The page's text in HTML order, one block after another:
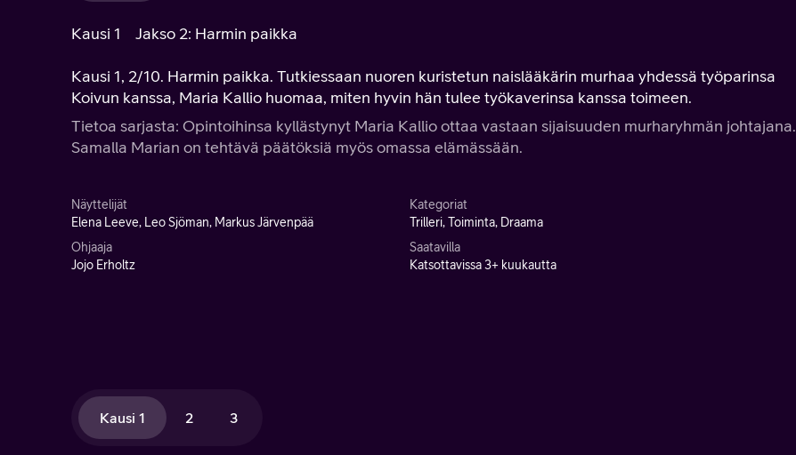
Kausi 1 Jakso 2: Harmin paikka
Kausi 1, 2/10. Harmin paikka. Tutkiessaan nuoren kuristetun naislääkärin murhaa yhdessä työparinsa
Koivun kanssa, Maria Kallio huomaa, miten hyvin hän tulee työkaverinsa kanssa toimeen.
Tietoa sarjasta: Opintoihinsa kyllästynyt Maria Kallio ottaa vastaan sijaisuuden murharyhmän johtajana.
Samalla Marian on tehtävä päätöksiä myös omassa elämässään.
Näyttelijät
Elena Leeve, Leo Sjöman, Markus Järvenpää
Ohjaaja
Jojo Erholtz
Kategoriat
Trilleri, Toiminta, Draama
Saatavilla
Katsottavissa 3+ kuukautta
Kausi 1 2 3